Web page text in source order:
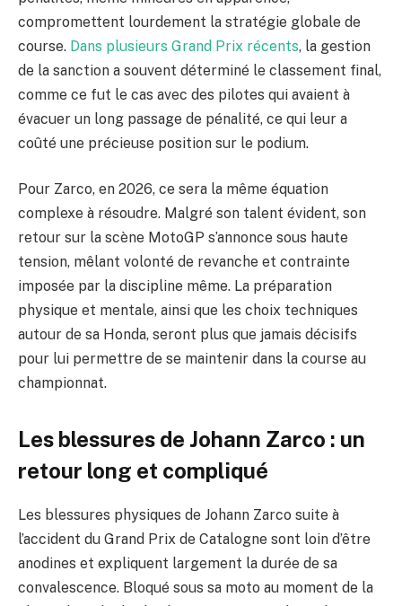
compromettent lourdement la stratégie globale de
course. Dans plusieurs Grand Prix récents, la gestion
de la sanction a souvent déterminé le classement final,
comme ce fut le cas avec des pilotes qui avaient à
évacuer un long passage de pénalité, ce qui leur a
coûté une précieuse position sur le podium.
Pour Zarco, en 2026, ce sera la même équation
complexe à résoudre. Malgré son talent évident, son
retour sur la scène MotoGP s’annonce sous haute
tension, mêlant volonté de revanche et contrainte
imposée par la discipline même. La préparation
physique et mentale, ainsi que les choix techniques
autour de sa Honda, seront plus que jamais décisifs
pour lui permettre de se maintenir dans la course au
championnat.
Les blessures de Johann Zarco : un
retour long et compliqué
Les blessures physiques de Johann Zarco suite à
l’accident du Grand Prix de Catalogne sont loin d’être
anodines et expliquent largement la durée de sa
convalescence. Bloqué sous sa moto au moment de la